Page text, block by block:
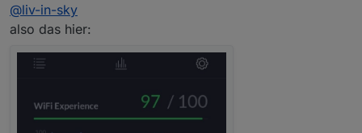
@liv-in-sky
also das hier: